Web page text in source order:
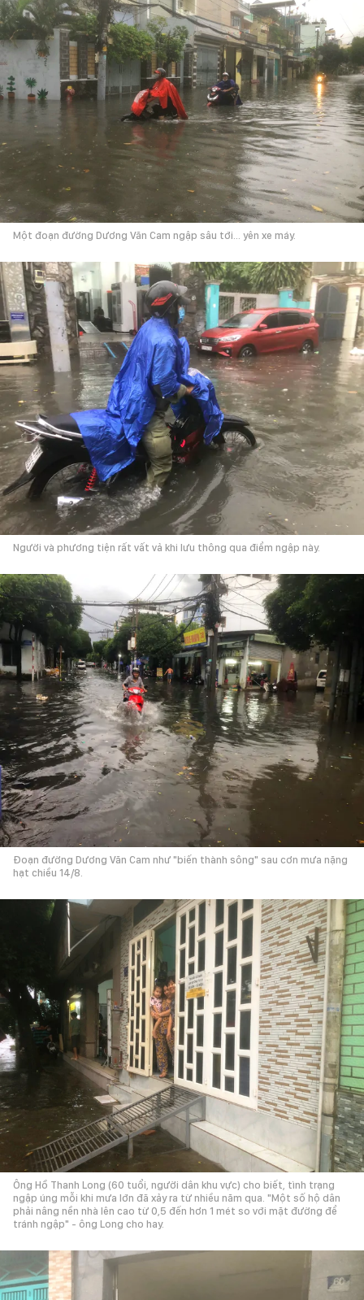
Một đoạn đường Dương Văn Cam ngập sâu tới... yên xe máy.
Người và phương tiện rất vất vả khi lưu thông qua điểm ngập này.
Đoạn đường Dương Văn Cam như "biến thành sông" sau cơn mưa nặng
hạt chiều 14/8.
Ông Hồ Thanh Long (60 tuổi, người dân khu vực) cho biết, tình trạng
ngập úng mỗi khi mưa lớn đã xảy ra từ nhiều năm qua. "Một số hộ dân
phải nâng nền nhà lên cao từ 0,5 đến hơn 1 mét so với mặt đường để
tránh ngập" - ông Long cho hay.